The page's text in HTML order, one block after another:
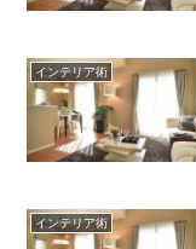
インテリア術
インテリア術